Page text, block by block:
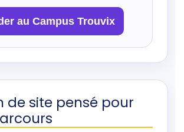
au Campus Trouvix
de site pensé pour